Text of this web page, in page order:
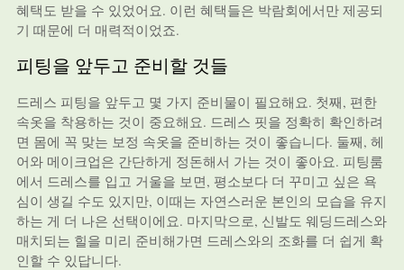
혜택도 받을 수 있었어요. 이런 혜택들은 박람회에서만 제공되
기 때문에 더 매력적이었죠.
피팅을 앞두고 준비할 것들
드레스 피팅을 앞두고 몇 가지 준비물이 필요해요. 첫째, 편한
속옷을 착용하는 것이 중요해요. 드레스 핏을 정확히 확인하려
면 몸에 꼭 맞는 보정 속옷을 준비하는 것이 좋습니다. 둘째, 헤
어와 메이크업은 간단하게 정돈해서 가는 것이 좋아요. 피팅룸
에서 드레스를 입고 거울을 보면, 평소보다 더 꾸미고 싶은 욕
심이 생길 수도 있지만, 이때는 자연스러운 본인의 모습을 유지
하는 게 더 나은 선택이에요. 마지막으로, 신발도 웨딩드레스와
매치되는 힐을 미리 준비해가면 드레스와의 조화를 더 쉽게 확
인할 수 있답니다.